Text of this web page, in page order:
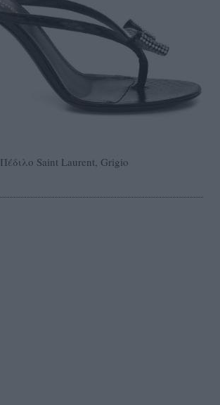
Πέδιλο Saint Laurent, Grigio